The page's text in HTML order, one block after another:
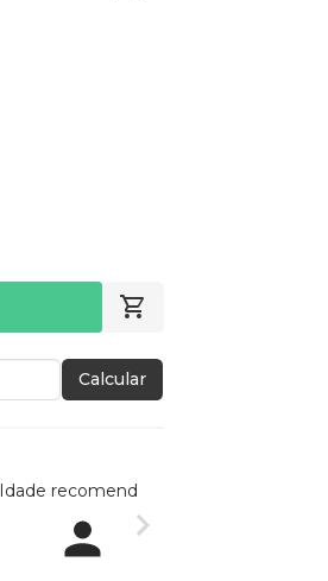
Calcular
Idade recomendada